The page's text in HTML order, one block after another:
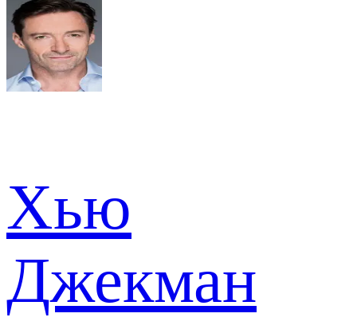
Хью
Джекман